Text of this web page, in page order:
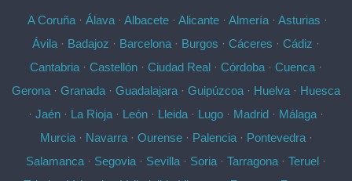
A Coruña· Álava· Albacete· Alicante· Almería· Asturias ·
Ávila · Badajoz · Barcelona · Burgos · Cáceres · Cádiz ·
Cantabria · Castellón · Ciudad Real · Córdoba · Cuenca ·
Gerona · Granada · Guadalajara · Guipúzcoa · Huelva · Huesca
· Jaén · La Rioja · León · Lleida · Lugo · Madrid · Málaga ·
Murcia· Navarra· Ourense· Palencia· Pontevedra·
Salamanca · Segovia · Sevilla · Soria · Tarragona · Teruel ·